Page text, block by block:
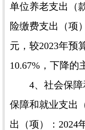
单位养老支出（
险缴费支出（项
元，较2023年预
10.67%，下降的
4、社会保障
保障和就业支出
出（项）：2024